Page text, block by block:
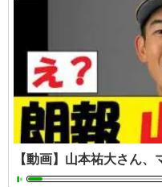
【動画】山本祐大さん